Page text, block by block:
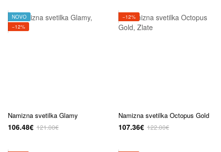
NOVO
−12%
Namizna svetilka Glamy
106.48€ 121.00€
−12%
Namizna svetilka Octopus Gold
107.36€ 122.00€